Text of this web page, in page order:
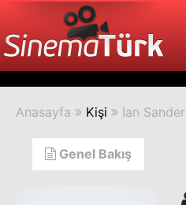
Anasayfa Kişi Ian Sander
Genel Bakış